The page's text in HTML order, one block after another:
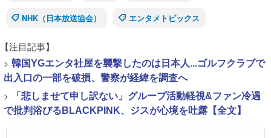
NHK（日本放送協会） エンタメトピックス
【注目記事】
> 韓国YGエンタ社屋を襲撃したのは日本人...ゴルフクラブで
出入口の一部を破損、警察が経緯を調査へ
>
「悲しませて申し訳ない」グループ活動軽視&ファン冷遇
で批判浴びるBLACKPINK、ジスが心境を吐露【全文】